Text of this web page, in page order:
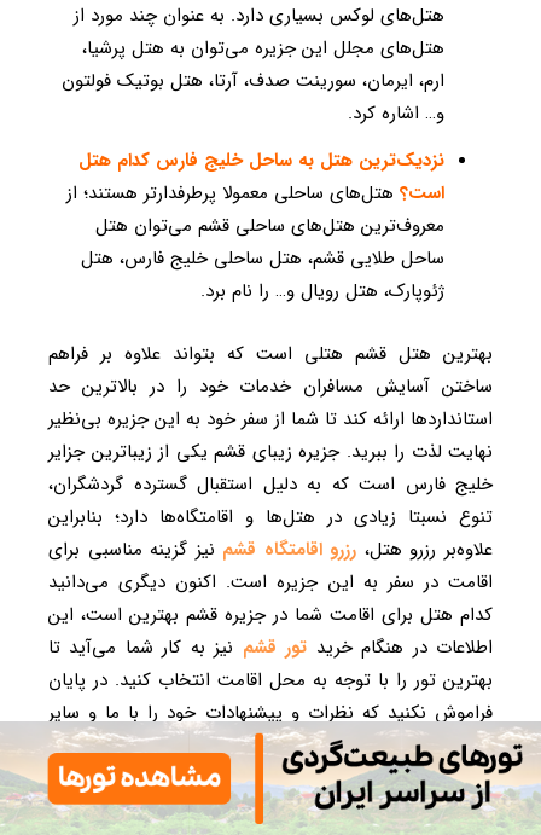
هتل‌های لوکس بسیاری دارد. به عنوان چند مورد از
هتل‌های مجلل این جزیره می‌توان به هتل پرشیا،
ارم، ایرمان، سورینت صدف، آرتا، هتل بوتیک فولتون
و… اشاره کرد.
نزدیک‌ترین هتل به ساحل خلیج فارس کدام هتل
است؟ هتل‌های ساحلی معمولا پرطرفدارتر هستند؛ از
معروف‌ترین هتل‌های ساحلی قشم می‌توان هتل
ساحل طلایی قشم، هتل ساحلی خلیج فارس، هتل
ژئوپارک، هتل رویال و… را نام برد.
بهترین هتل قشم هتلی است که بتواند علاوه بر فراهم
ساختن آسایش مسافران خدمات خود را در بالاترین حد
استانداردها ارائه کند تا شما از سفر خود به این جزیره بی‌نظیر
نهایت لذت را ببرید. جزیره زیبای قشم یکی از زیباترین جزایر
خلیج فارس است که به دلیل استقبال گسترده گردشگران،
تنوع نسبتا زیادی در هتل‌ها و اقامتگاه‌ها دارد؛ بنابراین
علاوه‌بر رزرو هتل، رزرو اقامتگاه قشم نیز گزینه مناسبی برای
اقامت در سفر به این جزیره است. اکنون دیگری می‌دانید
کدام هتل برای اقامت شما در جزیره قشم بهترین است، این
اطلاعات در هنگام خرید تور قشم نیز به کار شما می‌آید تا
بهترین تور را با توجه به محل اقامت انتخاب کنید. در پایان
فراموش نکنید که نظرات و پیشنهادات خود را با ما و سایر
همراهانایرانگرد در میان بگذارید.